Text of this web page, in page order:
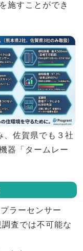
施すことができ
、佐賀県でも３社
器「 タームレー
ラーセンサー
査では不可能な